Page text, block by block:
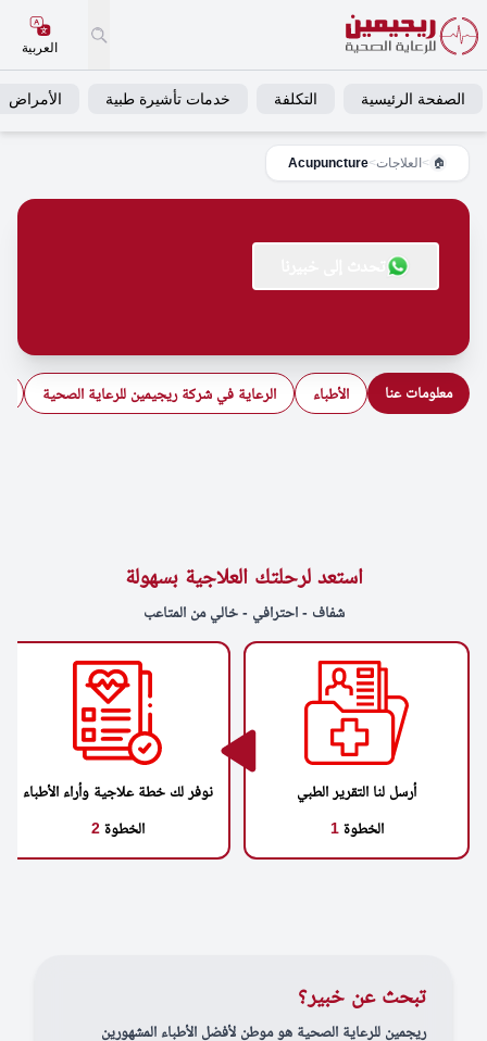
العربية
الصفحة الرئيسية التكلفة خدمات تأشيرة طبية الأمراض
🏠
> العلاجات>
Acupuncture
معلومات عنا الأطباء الرعاية في شركة ريجيمين للرعاية الصحية
استعد لرحلتك العلاجية بسهولة
شفاف - احترافي - خالي من المتاعب
أرسل لنا التقرير الطبي
الخطوة1
نوفر لك خطة علاجية وأراء الأطباء
الخطوة2
تبحث عن خبير؟
ريجمين للرعاية الصحية هو موطن لأفضل الأطباء المشهورين